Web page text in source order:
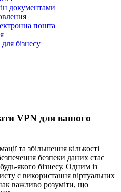
документами
пошта
бізнесу
VPN для вашого
та збільшення кількості
безпеки даних стає
якого бізнесу. Одним із
є використання віртуальних
важливо розуміти, що